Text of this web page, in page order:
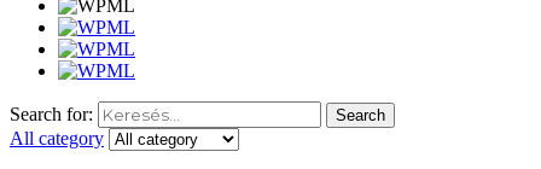
Search for: Search
All category